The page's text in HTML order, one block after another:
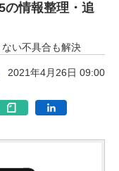
情報整理・追
い不具合も解決
2021年4月26日 09:00